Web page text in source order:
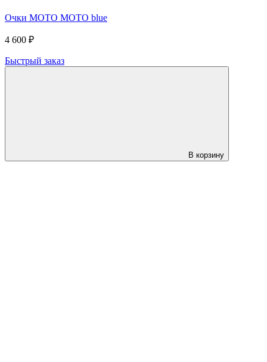
Очки MOTO MOTO blue
4 600 ₽
Быстрый заказ
В корзину